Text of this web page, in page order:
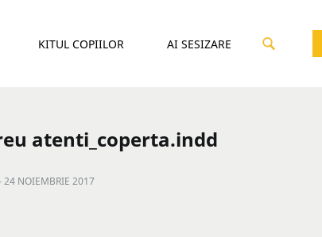
KITUL COPIILOR AI SESIZARE
atenti_coperta.indd
24 NOIEMBRIE 2017